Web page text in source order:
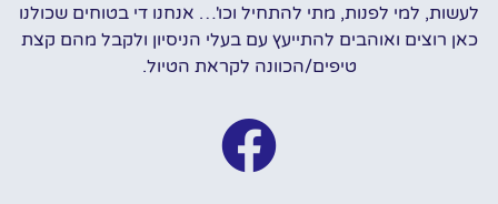
לעשות, למי לפנות, מתי להתחיל וכו'… אנחנו די בטוחים שכולנו
כאן רוצים ואוהבים להתייעץ עם בעלי הניסיון ולקבל מהם קצת
טיפים/הכוונה לקראת הטיול.